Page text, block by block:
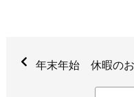
年末年始 休暇の